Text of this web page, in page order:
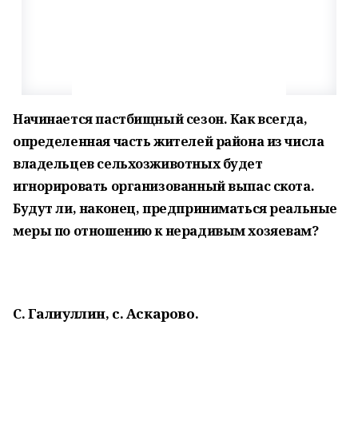
Начинается пастбищный сезон. Как всегда,
определенная часть жителей района из числа
владельцев сельхозживотных будет
игнорировать организованный выпас скота.
Будут ли, наконец, предприниматься реальные
меры по отношению к нерадивым хозяевам?
С. Галиуллин, с. Аскарово.